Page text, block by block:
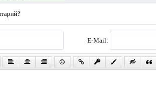
E-Mail: